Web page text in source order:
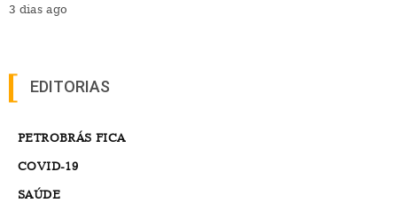
3 dias ago
EDITORIAS
PETROBRÁS FICA
COVID-19
SAÚDE